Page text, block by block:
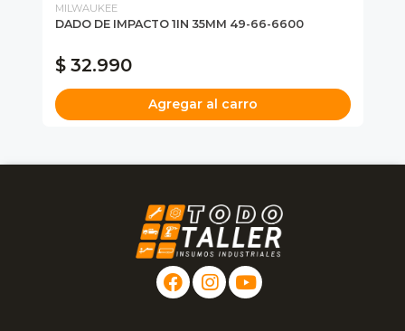
MILWAUKEE
DADO DE IMPACTO 1IN 35MM 49-66-6600
$ 32.990
Agregar al carro